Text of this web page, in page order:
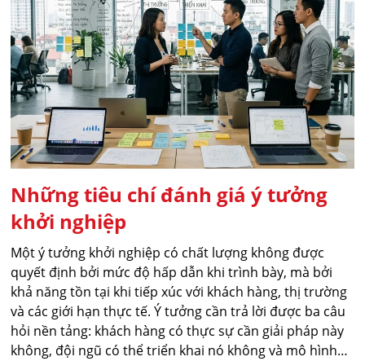
Những tiêu chí đánh giá ý tưởng
khởi nghiệp
Một ý tưởng khởi nghiệp có chất lượng không được
quyết định bởi mức độ hấp dẫn khi trình bày, mà bởi
khả năng tồn tại khi tiếp xúc với khách hàng, thị trường
và các giới hạn thực tế. Ý tưởng cần trả lời được ba câu
hỏi nền tảng: khách hàng có thực sự cần giải pháp này
không, đội ngũ có thể triển khai nó không và mô hình